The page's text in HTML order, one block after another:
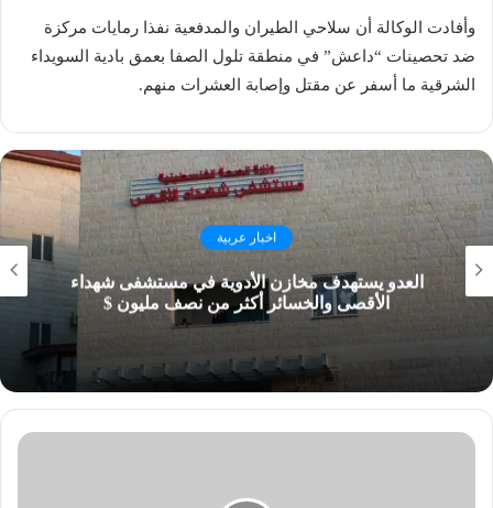
وأفادت الوكالة أن سلاحي الطيران والمدفعية نفذا رمايات مركزة
ضد تحصينات “داعش” في منطقة تلول الصفا بعمق بادية السويداء
الشرقية ما أسفر عن مقتل وإصابة العشرات منهم.
اخبار عربية
العدو يستهدف مخازن الأدوية في مستشفى شهداء
الأقصى والخسائر أكثر من نصف مليون $